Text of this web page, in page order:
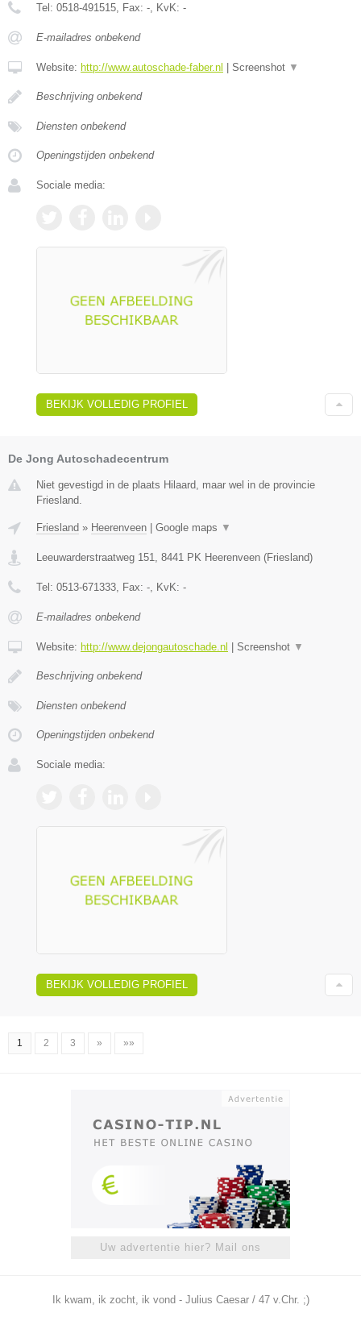
Tel: 0518-491515 , Fax: - , KvK: -
E-mailadres onbekend
Website: http://www.autoschade-faber.nl | Screenshot ▼
Beschrijving onbekend
Diensten onbekend
Openingstijden onbekend
Sociale media:
BEKIJK VOLLEDIG PROFIEL
De Jong Autoschadecentrum
Niet gevestigd in de plaats Hilaard, maar wel in de provincie
Friesland.
Friesland » Heerenveen Google maps ▼
Leeuwarderstraatweg 151, 8441 PK Heerenveen (Friesland)
Tel: 0513-671333, Fax: -, KvK: -
E-mailadres onbekend
Website: http://www.dejongautoschade.nl Screenshot ▼
Beschrijving onbekend
Diensten onbekend
Openingstijden onbekend
Sociale media:
BEKIJK VOLLEDIG PROFIEL
1 2 3 » »»
Uw advertentie hier? Mail ons
Ik kwam, ik zocht, ik vond - Julius Caesar / 47 v.Chr. ;)